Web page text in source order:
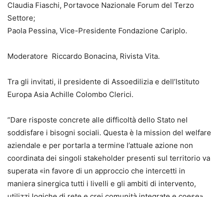
Claudia Fiaschi, Portavoce Nazionale Forum del Terzo
Settore;
Paola Pessina, Vice-Presidente Fondazione Cariplo.
Moderatore Riccardo Bonacina, Rivista Vita.
Tra gli invitati, il presidente di Assoedilizia e dell’Istituto
Europa Asia Achille Colombo Clerici.
“Dare risposte concrete alle difficoltà dello Stato nel
soddisfare i bisogni sociali. Questa è la mission del welfare
aziendale e per portarla a termine l’attuale azione non
coordinata dei singoli stakeholder presenti sul territorio va
superata «in favore di un approccio che intercetti in
maniera sinergica tutti i livelli e gli ambiti di intervento,